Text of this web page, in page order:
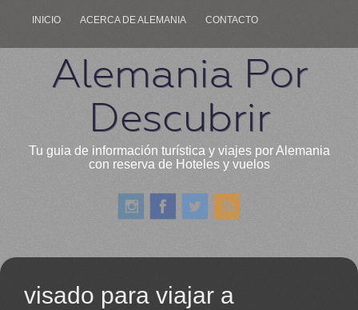
INICIO ACERCA DE ALEMANIA CONTACTO
Alemania Por
Descubrir
Tu guia de información turística y viajes por Alemania
con reserva de Hoteles y vuelos
visado para viajar a